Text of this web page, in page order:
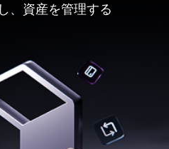
、資産を管理する